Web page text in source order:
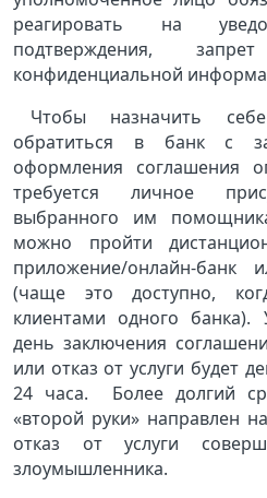
реагировать на
подтверждения,
конфиденциальной
Чтобы назначить
обратиться в банк с
оформления соглашения
требуется личное
выбранного им
можно пройти
приложение/онлайн-банк
(чаще это доступно,
клиентами одного банка).
день заключения
или отказ от услуги будет
24 часа. Более долгий
«второй руки» направлен
отказ от услуги
злоумышленника.